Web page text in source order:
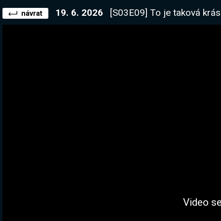
návrat 19. 6. 2026 [S03E09] To je taková krása! Dnes doděláváme
Video